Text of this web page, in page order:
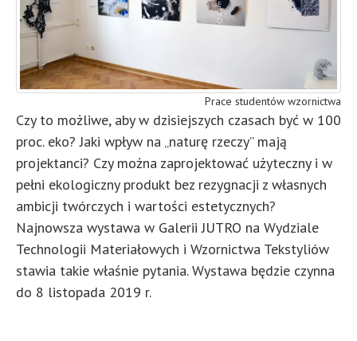
Prace studentów wzornictwa
Czy to możliwe, aby w dzisiejszych czasach być w 100
proc. eko? Jaki wpływ na „naturę rzeczy” mają
projektanci? Czy można zaprojektować użyteczny i w
pełni ekologiczny produkt bez rezygnacji z własnych
ambicji twórczych i wartości estetycznych?
Najnowsza wystawa w Galerii JUTRO na Wydziale
Technologii Materiałowych i Wzornictwa Tekstyliów
stawia takie właśnie pytania. Wystawa będzie czynna
do 8 listopada 2019 r.